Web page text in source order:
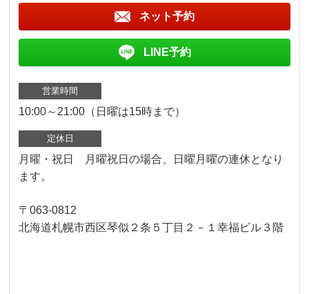
ネット予約
LINE予約
営業時間
10:00～21:00（日曜は15時まで）
定休日
月曜・祝日 月曜祝日の場合、日曜月曜の連休となり
ます。
〒063-0812
北海道札幌市西区琴似２条５丁目２－１幸福ビル３階